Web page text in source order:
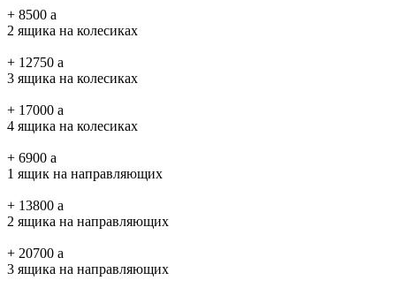
+ 8500 a
2 ящика на колесиках
+ 12750 a
3 ящика на колесиках
+ 17000 a
4 ящика на колесиках
+ 6900 a
1 ящик на направляющих
+ 13800 a
2 ящика на направляющих
+ 20700 a
3 ящика на направляющих